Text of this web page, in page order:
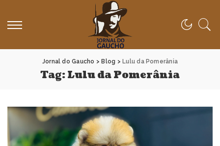
Jornal do Gaucho > Blog > Lulu da Pomerânia
Tag:Lulu da Pomerânia